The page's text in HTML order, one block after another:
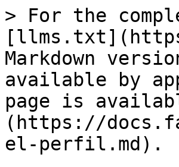
> For the
Markdown
available by
page is
(https://
el-perfil.md).